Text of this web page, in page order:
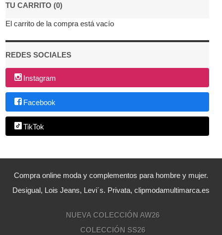
TU CARRITO (0)
El carrito de la compra está vacío
REDES SOCIALES
Instagram
Facebook
TikTok
Compra online moda y complementos para hombre y mujer.
Desigual, Lois Jeans, Levi´s. Privata, clipmodamultimarca.es
NUEVA COLECCIÓN AW26
COLECCIÓN SS26